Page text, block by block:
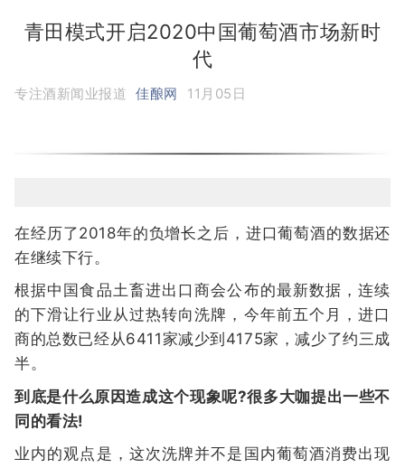
青田模式开启2020中国葡萄酒市场新时
代
专注酒新闻业报道 佳酿网 11月05日
在经历了2018年的负增长之后，进口葡萄酒的数据还
在继续下行。
根据中国食品土畜进出口商会公布的最新数据，连续
的下滑让行业从过热转向洗牌，今年前五个月，进口
商的总数已经从6411家减少到4175家，减少了约三成
半。
到底是什么原因造成这个现象呢?很多大咖提出一些不
同的看法!
业内的观点是，这次洗牌并不是国内葡萄酒消费出现